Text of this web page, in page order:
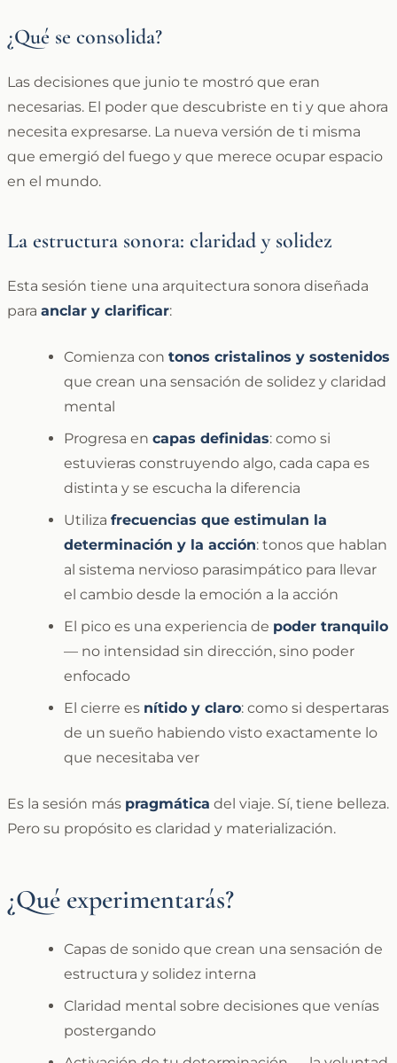
¿Qué se consolida?
Las decisiones que junio te mostró que eran
necesarias. El poder que descubriste en ti y que ahora
necesita expresarse. La nueva versión de ti misma
que emergió del fuego y que merece ocupar espacio
en el mundo.
La estructura sonora: claridad y solidez
Esta sesión tiene una arquitectura sonora diseñada
para anclar y clarificar:
Comienza con tonos cristalinos y sostenidos
que crean una sensación de solidez y claridad
mental
Progresa en capas definidas: como si
estuvieras construyendo algo, cada capa es
distinta y se escucha la diferencia
Utiliza frecuencias que estimulan la
determinación y la acción: tonos que hablan
al sistema nervioso parasimpático para llevar
el cambio desde la emoción a la acción
El pico es una experiencia de poder tranquilo
— no intensidad sin dirección, sino poder
enfocado
El cierre es nítido y claro: como si despertaras
de un sueño habiendo visto exactamente lo
que necesitaba ver
Es la sesión más pragmática del viaje. Sí, tiene belleza.
Pero su propósito es claridad y materialización.
¿Qué experimentarás?
Capas de sonido que crean una sensación de
estructura y solidez interna
Claridad mental sobre decisiones que venías
postergando